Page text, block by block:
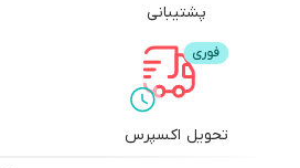
پشتیبانی
تحویل اکسپرس